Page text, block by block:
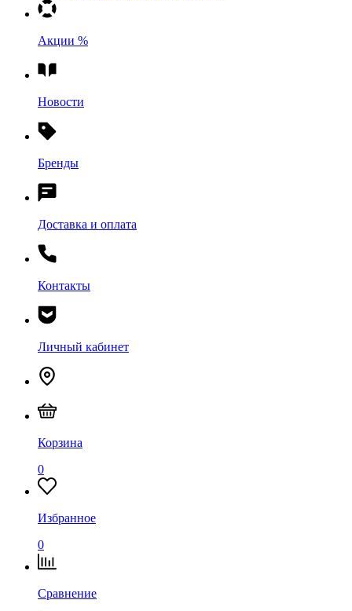
Акции %
Новости
Бренды
Доставка и оплата
Контакты
Личный кабинет
Корзина
0
Избранное
0
Сравнение